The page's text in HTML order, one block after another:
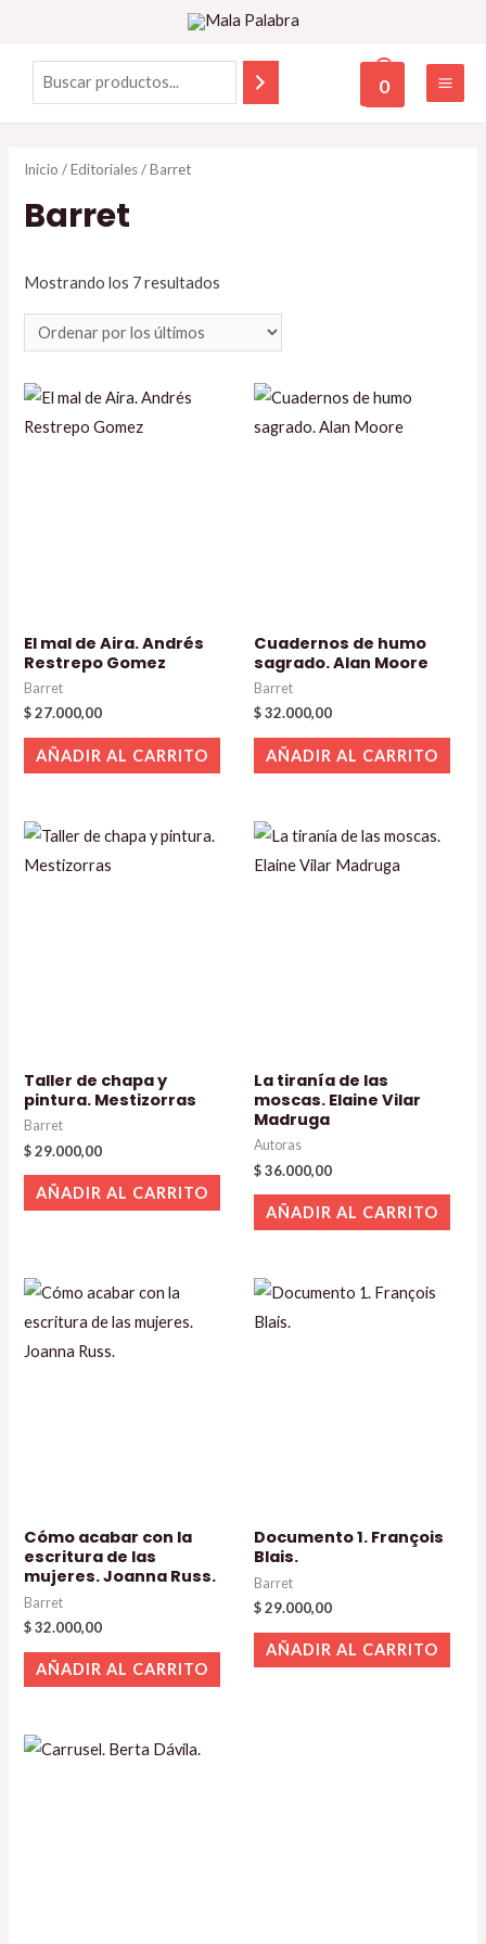
0
Inicio /Editoriales/ Barret
Barret
Mostrando los 7 resultados
El mal de Aira. Andrés
Restrepo Gomez
Barret
$27.000,00
AÑADIR AL CARRITO
Cuadernos de humo
sagrado. Alan Moore
Barret
$32.000,00
AÑADIR AL CARRITO
Taller de chapa y
pintura. Mestizorras
Barret
$29.000,00
AÑADIR AL CARRITO
La tiranía de las
moscas. Elaine Vilar
Madruga
Autoras
$36.000,00
AÑADIR AL CARRITO
Cómo acabar con la
escritura de las
mujeres. Joanna Russ.
Barret
$32.000,00
AÑADIR AL CARRITO
Documento 1. François
Blais.
Barret
$29.000,00
AÑADIR AL CARRITO